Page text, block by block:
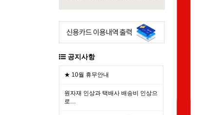
공지사항
★ 10월 휴무안내
원자재 인상과 택배사 배송비 인상으
로…